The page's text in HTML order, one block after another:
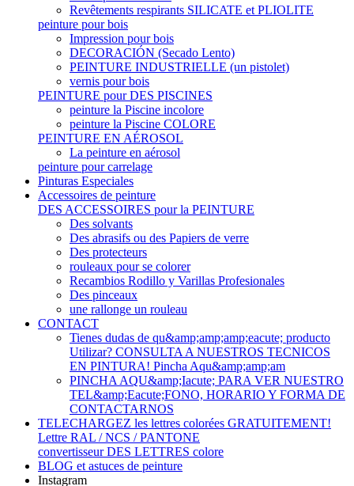
Revêtements respirants SILICATE et PLIOLITE
peinture pour bois
Impression pour bois
DECORACIÓN (Secado Lento)
PEINTURE INDUSTRIELLE (un pistolet)
vernis pour bois
PEINTURE pour DES PISCINES
peinture la Piscine incolore
peinture la Piscine COLORE
PEINTURE EN AÉROSOL
La peinture en aérosol
peinture pour carrelage
Pinturas Especiales
Accessoires de peinture
DES ACCESSOIRES pour la PEINTURE
Des solvants
Des abrasifs ou des Papiers de verre
Des protecteurs
rouleaux pour se colorer
Recambios Rodillo y Varillas Profesionales
Des pinceaux
une rallonge un rouleau
CONTACT
Tienes dudas de qu&amp;amp;amp;eacute; producto
Utilizar? CONSULTA A NUESTROS TECNICOS
EN PINTURA! Pincha Aqu&amp;amp;am
PINCHA AQU&amp;Iacute; PARA VER NUESTRO
TEL&amp;Eacute;FONO, HORARIO Y FORMA DE
CONTACTARNOS
TELECHARGEZ les lettres colorées GRATUITEMENT!
Lettre RAL / NCS / PANTONE
convertisseur DES LETTRES colore
BLOG et astuces de peinture
Instagram